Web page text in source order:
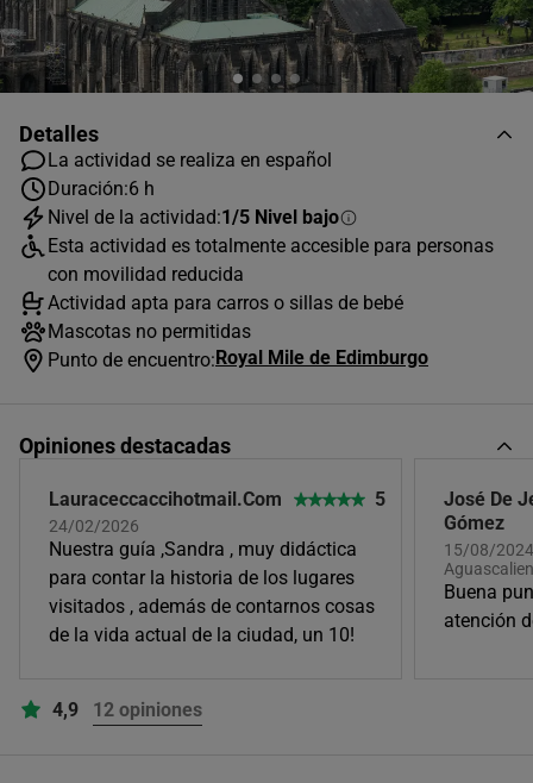
Bebé
0-4 años - +
AGOSTO 2026
L
M X J
1
2
3
4 5 6 7 8
9
17
18 19 20
24
25 26 27 28 29
30
31
Horas disponibles (1)
08:45
Único horario disponible
Detalles
La actividad se realiza en español
Duración:6 h
Nivel de la actividad:1/5 Nivel bajo
Esta actividad es totalmente accesible para personas
con movilidad reducida
Actividad apta para carros o sillas de bebé
Mascotas no permitidas
Punto de encuentro:Royal Mile de Edimburgo
Opiniones destacadas
Lauraceccaccihotmail.com
24/02/2026
5
Nuestra guía ,Sandra , muy didáctica
para contar la historia de los lugares
visitados , además de contarnos cosas
de la vida actual de la ciudad, un 10!
José De
Gómez
15/08/
Buena
atención
4,9 12 opiniones